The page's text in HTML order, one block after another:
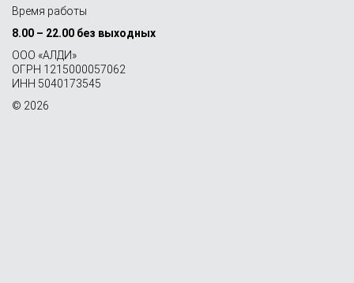
Время работы
8.00 – 22.00 без выходных
OOO «АЛДИ»
ОГРН 1215000057062
ИНН 5040173545
© 2026